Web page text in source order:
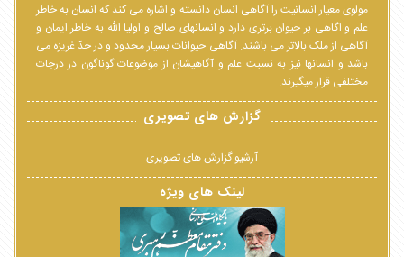
مولوی معیار انسانیت را آگاهی انسان دانسته و اشاره می کند که انسان به خاطر
علم و اگاهی بر حیوان برتری دارد و انسانهای صالح و اولیا الله به خاطر ایمان و
آگاهی از ملک بالاتر می باشند. آگاهی حیوانات بسیار محدود و در حدّ غریزه می
باشد و انسانها نیز به نسبت علم و آگاهیشان از موضوعات گوناگون در درجات
مختلفی قرار میگیرند.
گزارش های تصویری
آرشیو گزارش های تصویری
لینک های ویژه